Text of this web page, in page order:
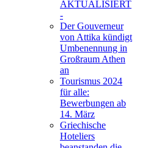
AKTUALISIERT
-
Der Gouverneur
von Attika kündigt
Umbenennung in
Großraum Athen
an
Tourismus 2024
für alle:
Bewerbungen ab
14. März
Griechische
Hoteliers